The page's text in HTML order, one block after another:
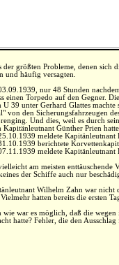
der größten Probleme, denen sich
und häufig versagten.
nur 48 Stunden
einen Torpedo auf den Gegner.
U 39 unter Gerhard Glattes
von den Sicherungsfahrzeugen
Und dies, weil es durch
Kapitänleutnant Günther Prien
meldete
berichtete
meldete
am meisten enttäuschende
der Schiffe auch nur
Wilhelm Zahn war nicht
hatten bereits die ersten
wie war es möglich, daß die wegen
hatte? Fehler, die den